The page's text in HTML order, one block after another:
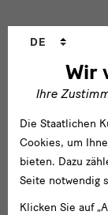
Wir
Ihre
DE
Die Staatlichen
Cookies, um
bieten. Dazu
Seite notwendig
Klicken Sie auf